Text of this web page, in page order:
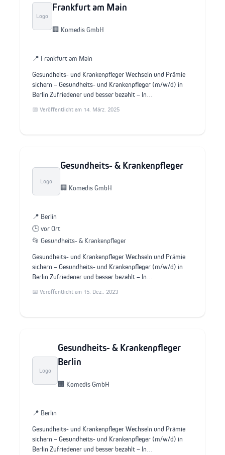
Logo
Frankfurt am Main
🏢 Komedis GmbH
📍 Frankfurt am Main
Gesundheits- und Krankenpfleger Wechseln und Prämie
sichern – Gesundheits- und Krankenpfleger (m/w/d) in
Berlin Zufriedener und besser bezahlt – In…
📅 Veröffentlicht am 14. März. 2025
Logo
Gesundheits- & Krankenpfleger
🏢 Komedis GmbH
📍 Berlin
🕒 vor Ort
📂 Gesundheits- & Krankenpfleger
Gesundheits- und Krankenpfleger Wechseln und Prämie
sichern – Gesundheits- und Krankenpfleger (m/w/d) in
Berlin Zufriedener und besser bezahlt – In…
📅 Veröffentlicht am 15. Dez.. 2023
Logo
Gesundheits- & Krankenpfleger
Berlin
🏢 Komedis GmbH
📍 Berlin
Gesundheits- und Krankenpfleger Wechseln und Prämie
sichern – Gesundheits- und Krankenpfleger (m/w/d) in
Berlin Zufriedener und besser bezahlt – In…